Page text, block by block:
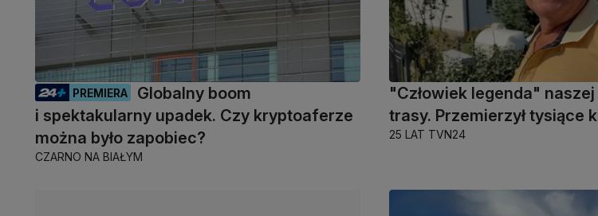
PREMIERA
Globalny boom
i spektakularny upadek. Czy kryptoaferze
można było zapobiec?
CZARNO NA BIAŁYM
"Człowiek legenda"
trasy. Przemierzył tysiące
25 LAT TVN24